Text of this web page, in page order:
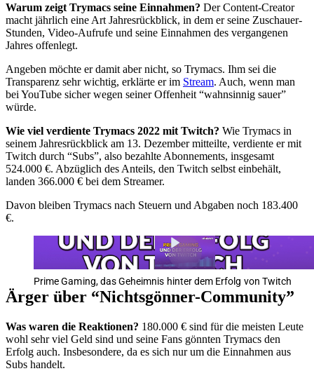
Warum zeigt Trymacs seine Einnahmen? Der Content-Creator
macht jährlich eine Art Jahresrückblick, in dem er seine Zuschauer-
Stunden, Video-Aufrufe und seine Einnahmen des vergangenen
Jahres offenlegt.
Angeben möchte er damit aber nicht, so Trymacs. Ihm sei die
Transparenz sehr wichtig, erklärte er im Stream. Auch, wenn man
bei YouTube sicher wegen seiner Offenheit “wahnsinnig sauer”
würde.
Wie viel verdiente Trymacs 2022 mit Twitch? Wie Trymacs in
seinem Jahresrückblick am 13. Dezember mitteilte, verdiente er mit
Twitch durch “Subs”, also bezahlte Abonnements, insgesamt
524.000 €. Abzüglich des Anteils, den Twitch selbst einbehält,
landen 366.000 € bei dem Streamer.
Davon bleiben Trymacs nach Steuern und Abgaben noch 183.400
€.
Prime Gaming, das Geheimnis hinter dem Erfolg von Twitch
Ärger über “Nichtsgönner-Community”
Was waren die Reaktionen? 180.000 € sind für die meisten Leute
wohl sehr viel Geld sind und seine Fans gönnten Trymacs den
Erfolg auch. Insbesondere, da es sich nur um die Einnahmen aus
Subs handelt.